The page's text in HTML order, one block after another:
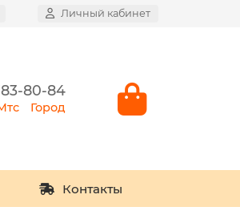
Личный кабинет
80-84
Город
Контакты